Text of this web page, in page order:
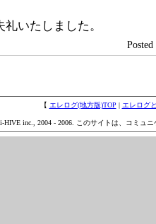
いたしました。
【 エレログ(地方版)TOP | エレログ
i-HIVE inc., 2004 - 2006. このサイトは、コミュ